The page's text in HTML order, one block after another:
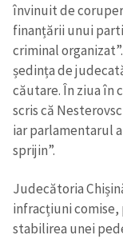
învinuit de
finanțării unui
criminal
ședința de
căutare. În ziua în
scris că
iar parlamentarul
sprijin”.
Judecătoria
infracțiuni
stabilirea unei